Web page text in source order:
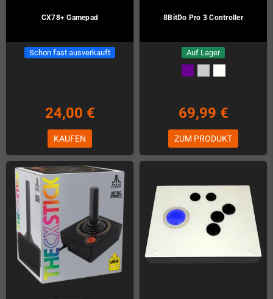
CX78+ Gamepad
Schon fast ausverkauft
24,00 €
KAUFEN
8BitDo Pro 3 Controller
Auf Lager
69,99 €
ZUM PRODUKT